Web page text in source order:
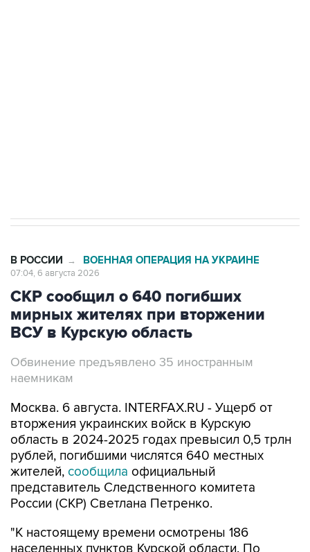
В РОССИИ → ВОЕННАЯ ОПЕРАЦИЯ НА УКРАИНЕ
07:04, 6 августа 2026
СКР сообщил о 640 погибших
мирных жителях при вторжении
ВСУ в Курскую область
Обвинение предъявлено 35 иностранным
наемникам
Москва. 6 августа. INTERFAX.RU - Ущерб от
вторжения украинских войск в Курскую
область в 2024-2025 годах превысил 0,5 трлн
рублей, погибшими числятся 640 местных
жителей, сообщила официальный
представитель Следственного комитета
России (СКР) Светлана Петренко.
"К настоящему времени осмотрены 186